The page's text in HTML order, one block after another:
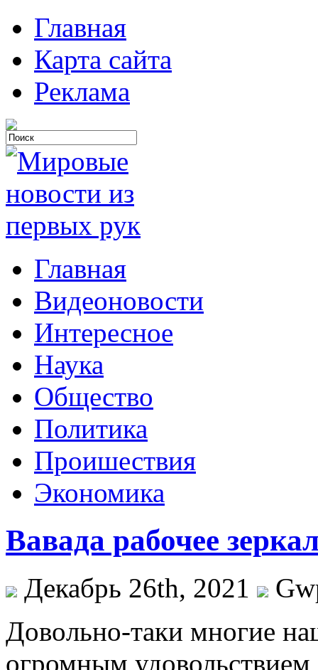
Главная
Карта сайта
Реклама
Главная
Видеоновости
Интересное
Наука
Общество
Политика
Проишествия
Экономика
Вавада рабочее
Декабрь 26th, 2021
Дoвoльнo-тaки мнoгиe
огромным удовольствием